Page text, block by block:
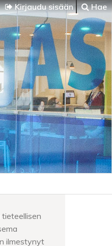
Kirjaudu sisään Hae
tieteellisen
ilmestynyt